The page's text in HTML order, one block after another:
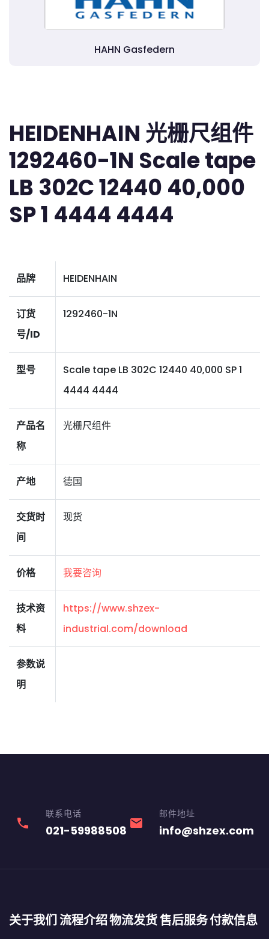
HAHN Gasfedern
HEIDENHAIN 光栅尺组件
1292460-1N Scale tape
LB 302C 12440 40,000
SP 1 4444 4444
品牌 HEIDENHAIN
订货
号/ID
1292460-1N
型号
Scale tape LB 302C 12440 40,000 SP 1
4444 4444
产品名
称
光栅尺组件
产地 德国
交货时
间
现货
价格 我要咨询
技术资
料
https://www.shzex-
industrial.com/download
参数说
明
phone
联系电话
021-59988508 email
邮件地址
info@shzex.com
关于我们流程介绍物流发货售后服务付款信息